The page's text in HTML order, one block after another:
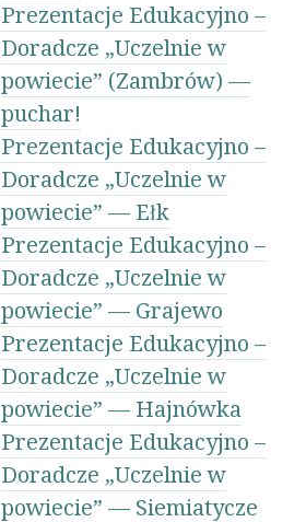
Prezentacje Edukacyjno –
Doradcze „Uczelnie w
powiecie” (Zambrów) —
puchar!
Prezentacje Edukacyjno –
Doradcze „Uczelnie w
powiecie” — Ełk
Prezentacje Edukacyjno –
Doradcze „Uczelnie w
powiecie” — Grajewo
Prezentacje Edukacyjno –
Doradcze „Uczelnie w
powiecie” — Hajnówka
Prezentacje Edukacyjno –
Doradcze „Uczelnie w
powiecie” — Siemiatycze